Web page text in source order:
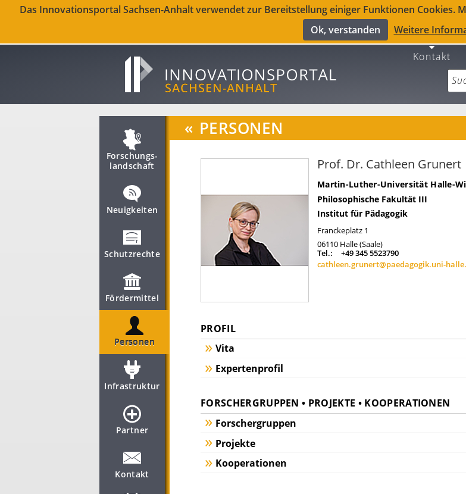
Das Innovationsportal Sachsen-Anhalt verwendet zur Bereitstellung einiger Funktionen Cookies.
Ok, verstanden
Weitere
Kontakt
Forschungs­
landschaft
Neuigkeiten
Schutzrechte
Fördermittel
Personen
Infrastruktur
Partner
Kontakt
« PERSONEN
Prof. Dr. Cathleen Grunert
Martin-Luther-Universität Halle-
Philosophische Fakultät III
Institut für Pädagogik
Franckeplatz 1
06110 Halle (Saale)
Tel.:
+49 345 5523790
cathleen.grunert@paedagogik.uni-
PROFIL
Vita
Expertenprofil
FORSCHERGRUPPEN • PROJEKTE • KOOPERATIONEN
Forschergruppen
Projekte
Kooperationen